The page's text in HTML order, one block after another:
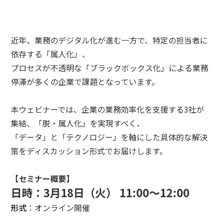
近年、業務のデジタル化が進む一方で、特定の担当者に
依存する「属人化」、
プロセスが不透明な「ブラックボックス化」による業務
停滞が多くの企業で課題となっています。
本ウェビナーでは、企業の業務効率化を支援する3社が
集結、「脱・属人化」を実現すべく、
「データ」と「テクノロジー」を軸にした具体的な解決
策をディスカッション形式でお届けします。
【セミナー概要】
日時：3月18日（火） 11:00～12:00
形式 ：オンライン開催